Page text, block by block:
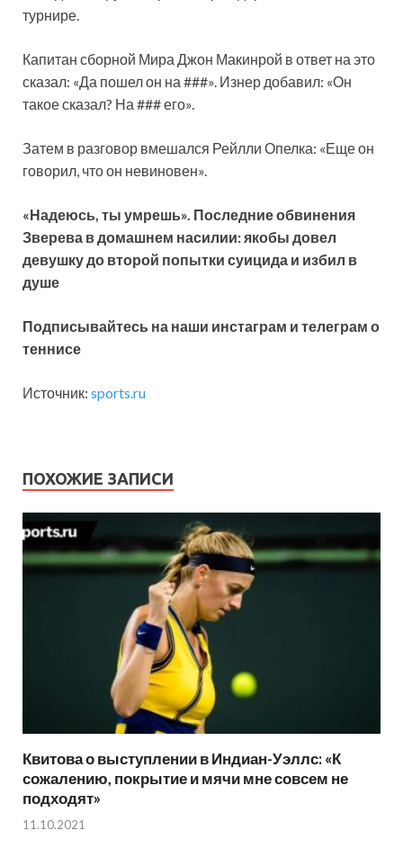
турнире.
Капитан сборной Мира Джон Макинрой в ответ на это
сказал: «Да пошел он на ###». Изнер добавил: «Он
такое сказал? На ### его».
Затем в разговор вмешался Рейлли Опелка: «Еще он
говорил, что он невиновен».
«Надеюсь, ты умрешь». Последние обвинения
Зверева в домашнем насилии: якобы довел
девушку до второй попытки суицида и избил в
душе
Подписывайтесь на наши инстаграм и телеграм о
теннисе
Источник: sports.ru
ПОХОЖИЕ ЗАПИСИ
Квитова о выступлении в Индиан-Уэллс: «К
сожалению, покрытие и мячи мне совсем не
подходят»
11.10.2021